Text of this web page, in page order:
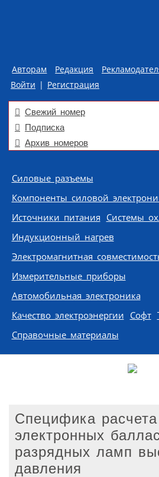
Авторам Редакция
Войти | Регистрация
Свежий номер
Подписка
Архив номеров
Skip to content
Силовые разъемы
Компоненты силовой
Источники питания Системы
Индукционный нагрев
Электромагнитная
Измерительные приборы
Автомобильная электроника
Качество электроэнергии Софт
Справочные материалы
Специфика расчета
электронных
разрядных ламп
давления